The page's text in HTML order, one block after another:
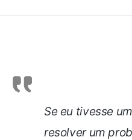
Se eu tivesse
resolver um